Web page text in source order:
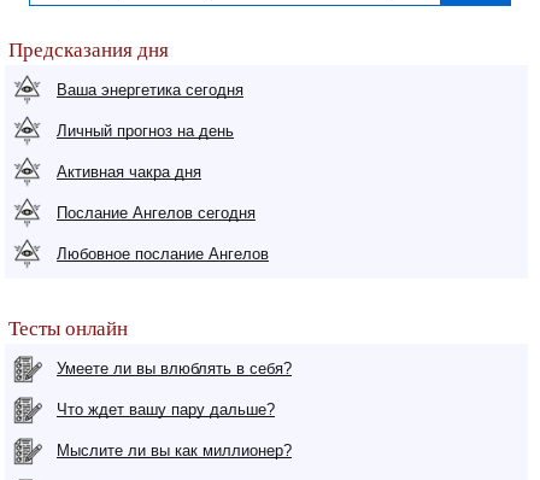
Предсказания дня
Ваша энергетика сегодня
Личный прогноз на день
Активная чакра дня
Послание Ангелов сегодня
Любовное послание Ангелов
Тесты онлайн
Умеете ли вы влюблять в себя?
Что ждет вашу пару дальше?
Мыслите ли вы как миллионер?